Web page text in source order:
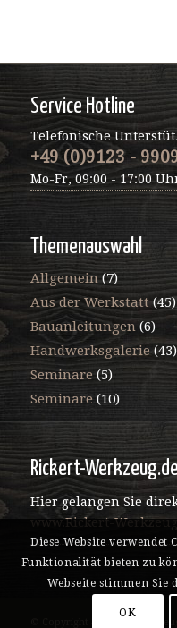
Service Hotline
Telefonische
+49 (0)9123 -
Mo-Fr, 09:00 - 17:00
Themenauswahl
Allgemein(7)
Aus der Werkstatt(45)
Bauanleitungen(6)
Handwerksgalerie(43)
Seminare (5)
Seminare(10)
Rickert-
Hier gelangen Sie
www.Rickert-
Diese Website verwendet
Funktionalität bieten zu
Webseite stimmen Sie
OK